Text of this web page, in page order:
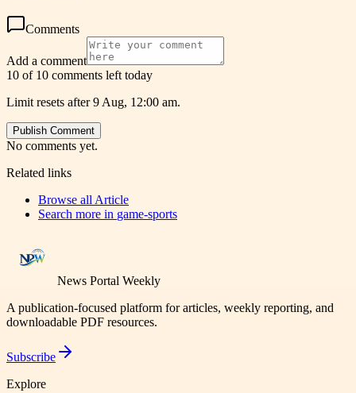
Comments
Add a comment
10 of 10 comments left today
Limit resets after 9 Aug, 12:00 am.
Publish Comment
No comments yet.
Related links
Browse all Article
Search more in game-sports
News Portal Weekly
A publication-focused platform for articles, weekly reporting, and
downloadable PDF resources.
Subscribe
Explore